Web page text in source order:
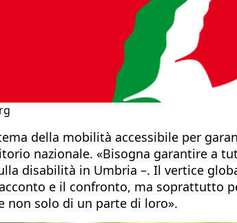
tema della mobilità accessibile per
nazionale. «Bisogna garantire a
disabilità in Umbria –. Il vertice
e il confronto, ma soprattutto
non solo di un parte di loro».